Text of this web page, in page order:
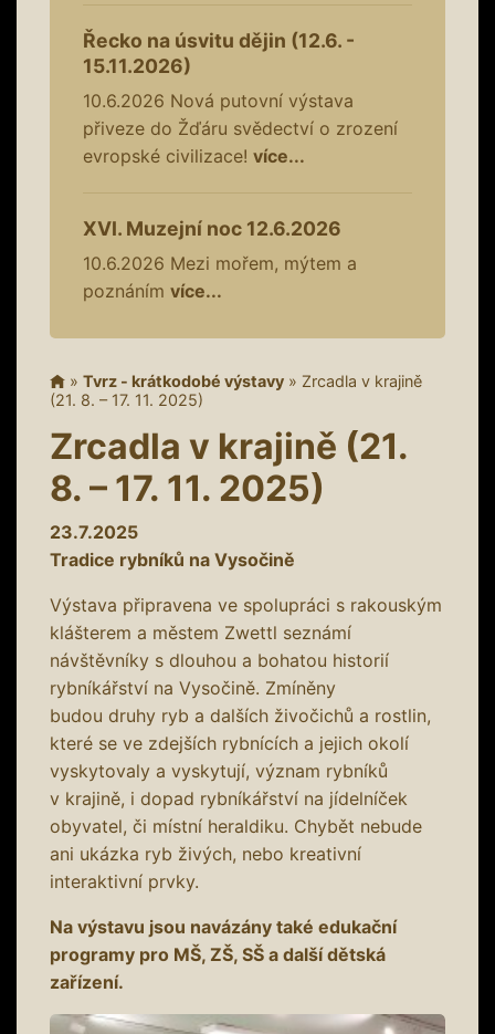
Řecko na úsvitu dějin (12.6. -
15.11.2026)
10.6.2026 Nová putovní výstava
přiveze do Žďáru svědectví o zrození
evropské civilizace! více...
XVI. Muzejní noc 12.6.2026
10.6.2026 Mezi mořem, mýtem a
poznáním více...
» Tvrz - krátkodobé výstavy » Zrcadla v krajině
(21. 8. – 17. 11. 2025)
Zrcadla v krajině (21.
8. – 17. 11. 2025)
23.7.2025
Tradice rybníků na Vysočině
Výstava připravena ve spolupráci s rakouským
klášterem a městem Zwettl seznámí
návštěvníky s dlouhou a bohatou historií
rybníkářství na Vysočině. Zmíněny
budou druhy ryb a dalších živočichů a rostlin,
které se ve zdejších rybnících a jejich okolí
vyskytovaly a vyskytují, význam rybníků
v krajině, i dopad rybníkářství na jídelníček
obyvatel, či místní heraldiku. Chybět nebude
ani ukázka ryb živých, nebo kreativní
interaktivní prvky.
Na výstavu jsou navázány také edukační
programy pro MŠ, ZŠ, SŠ a další dětská
zařízení.